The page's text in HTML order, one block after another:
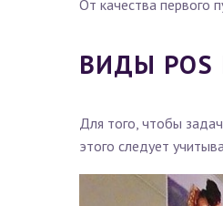
От качества первого
ВИДЫ
Для того, чтобы
этого следует